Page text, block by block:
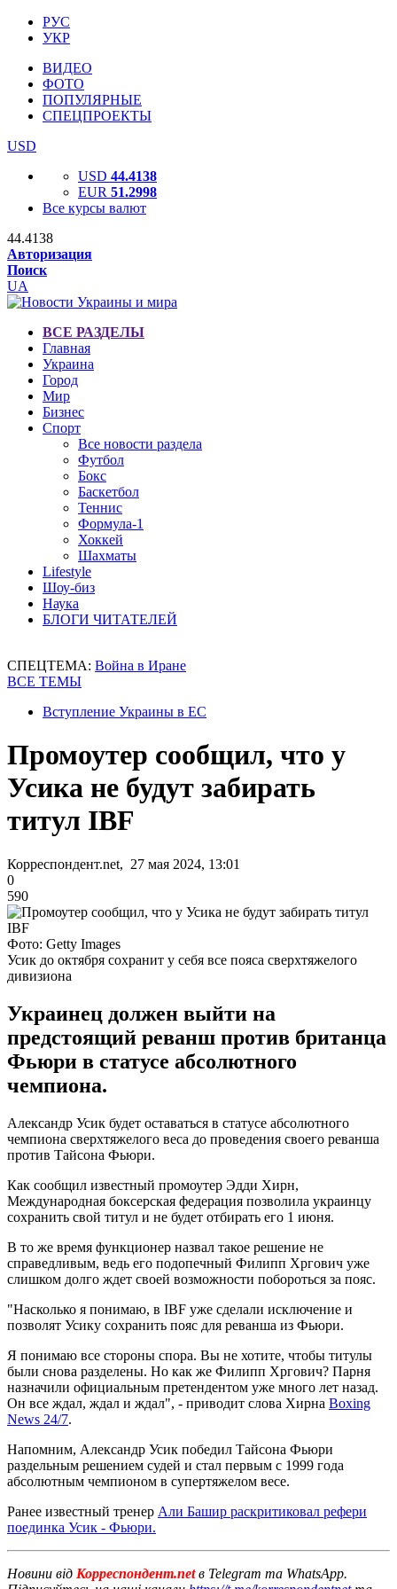
РУС
УКР
ВИДЕО
ФОТО
ПОПУЛЯРНЫЕ
СПЕЦПРОЕКТЫ
USD
USD 44.4138
EUR 51.2998
Все курсы валют
44.4138
Авторизация
Поиск
UA
ВСЕ РАЗДЕЛЫ
Главная
Украина
Город
Мир
Бизнес
Спорт
Все новости раздела
Футбол
Бокс
Баскетбол
Теннис
Формула-1
Хоккей
Шахматы
Lifestyle
Шоу-биз
Наука
БЛОГИ ЧИТАТЕЛЕЙ
СПЕЦТЕМА: Война в Иране
ВСЕ ТЕМЫ
Вступление Украины в ЕС
Промоутер сообщил, что у
Усика не будут забирать
титул IBF
Корреспондент.net, 27 мая 2024, 13:01
0
590
Фото: Getty Images
Усик до октября сохранит у себя все пояса сверхтяжелого
дивизиона
Украинец должен выйти на
предстоящий реванш против британца
Фьюри в статусе абсолютного
чемпиона.
Александр Усик будет оставаться в статусе абсолютного
чемпиона сверхтяжелого веса до проведения своего реванша
против Тайсона Фьюри.
Как сообщил известный промоутер Эдди Хирн,
Международная боксерская федерация позволила украинцу
сохранить свой титул и не будет отбирать его 1 июня.
В то же время функционер назвал такое решение не
справедливым, ведь его подопечный Филипп Хргович уже
слишком долго ждет своей возможности побороться за пояс.
"Насколько я понимаю, в IBF уже сделали исключение и
позволят Усику сохранить пояс для реванша из Фьюри.
Я понимаю все стороны спора. Вы не хотите, чтобы титулы
были снова разделены. Но как же Филипп Хргович? Парня
назначили официальным претендентом уже много лет назад.
Он все ждал, ждал и ждал", - приводит слова Хирна Boxing
News 24/7.
Напомним, Александр Усик победил Тайсона Фьюри
раздельным решением судей и стал первым с 1999 года
абсолютным чемпионом в супертяжелом весе.
Ранее известный тренер Али Башир раскритиковал рефери
поединка Усик - Фьюри.
Новини від Корреспондент.netв Telegram та WhatsApp.